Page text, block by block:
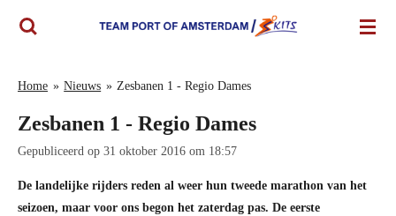
Ga
deHome » Nieuws » Zesbanen 1 - Regio Dames
Zesbanen 1 - Regio Dames
Gepubliceerd op 31 oktober 2016 om 18:57
De landelijke rijders reden al weer hun tweede marathon van het
seizoen, maar voor ons begon het zaterdag pas. De eerste